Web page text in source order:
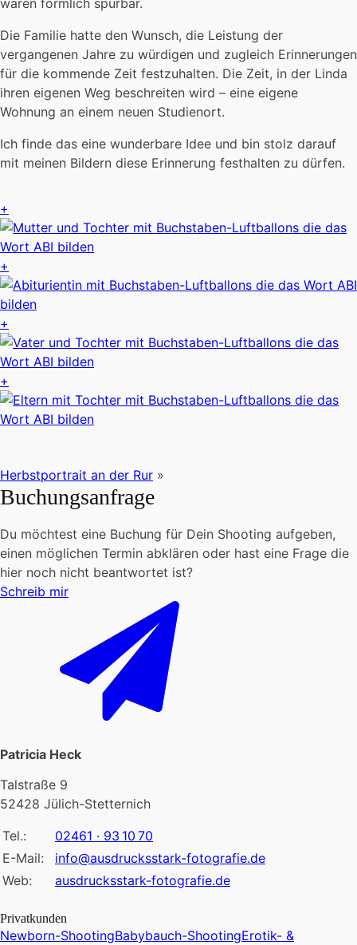
waren förmlich spürbar.
Die Familie hatte den Wunsch, die Leistung der
vergangenen Jahre zu würdigen und zugleich Erinnerungen
für die kommende Zeit festzuhalten. Die Zeit, in der Linda
ihren eigenen Weg beschreiten wird – eine eigene
Wohnung an einem neuen Studienort.
Ich finde das eine wunderbare Idee und bin stolz darauf
mit meinen Bildern diese Erinnerung festhalten zu dürfen.
+
+
+
+
Herbstportrait an der Rur »
Buchungsanfrage
Du möchtest eine Buchung für Dein Shooting aufgeben,
einen möglichen Termin abklären oder hast eine Frage die
hier noch nicht beantwortet ist?
Schreib mir
Patricia Heck
Talstraße 9
52428 Jülich-Stetternich
Tel.:
02461 · 93 10 70
E-Mail:
info@ausdrucksstark-fotografie.de
Web:
ausdrucksstark-fotografie.de
Privatkunden
Newborn-ShootingBabybauch-ShootingErotik- &